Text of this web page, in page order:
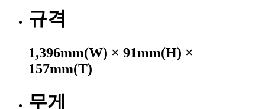
규격
1,396mm(W) × 91mm(H) ×
157mm(T)
무게